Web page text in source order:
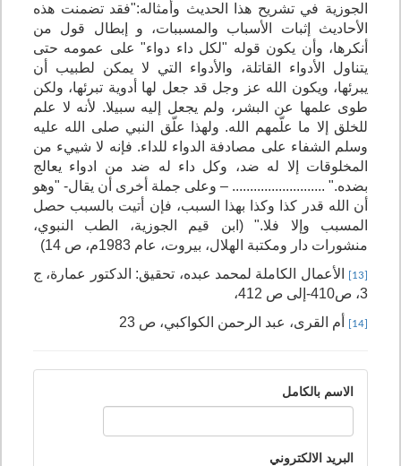
الجوزية في تشريح هذا الحديث وأمثاله:"فقد تضمنت هذه
الأحاديث إثبات الأسباب والمسببات، و إبطال قول من
أنكرها، وأن يكون قوله "لكل داء دواء" على عمومه حتى
يتناول الأدواء القاتلة، والأدواء التي لا يمكن لطبيب أن
يبرئها، ويكون الله عز وجل قد جعل لها أدوية تبرئها، ولكن
طوى علمها عن البشر، ولم يجعل إليه سبيلا. لأنه لا علم
للخلق إلا ما علّمهم الله. ولهذا علّق النبي صلى الله عليه
وسلم الشفاء على مصادفة الدواء للداء. فإنه لا شييء من
المخلوقات إلا له ضد، وكل داء له ضد من ادواء يعالج
بضده." .......................... – وعلى جملة أخرى أن يقال- "وهو
أن الله قدر كذا وكذا بهذا السبب، فإن أتيت بالسبب حصل
المسبب وإلا فلا." (ابن قيم الجوزية، الطب النبوي،
منشورات دار ومكتبة الهلال، بيروت، عام 1983م، ص 14)
[13] الأعمال الكاملة لمحمد عبده، تحقيق: الدكتور عمارة، ج
3، ص410-إلى ص 412،
[14] أم القرى، عبد الرحمن الكواكبي، ص 23
الاسم بالكامل
البريد الالكتروني